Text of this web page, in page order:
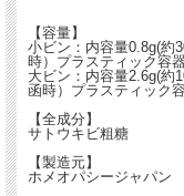
【容量】
小ビン：内容量0.8g(約
時）プラスティック容器
大ビン：内容量2.6g(約
函時）プラスティック
【全成分】
サトウキビ粗糖
【製造元】
ホメオパシージャパン